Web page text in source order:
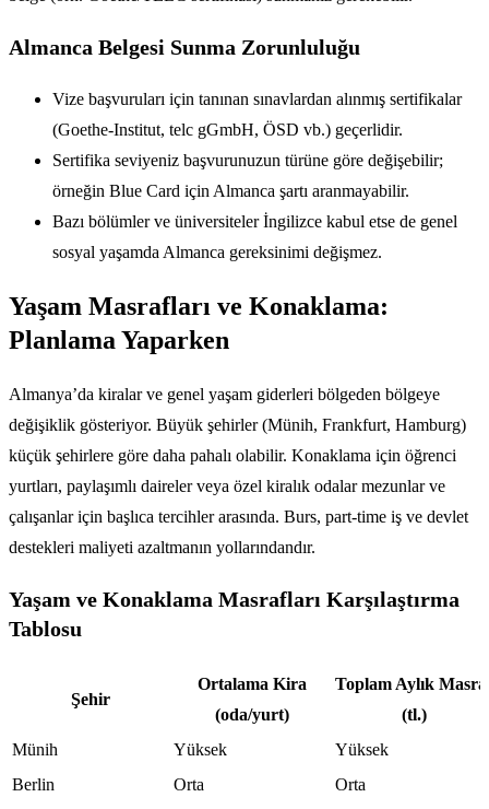
Almanca Belgesi Sunma Zorunluluğu
Vize başvuruları için tanınan sınavlardan alınmış sertifikalar
(Goethe-Institut, telc gGmbH, ÖSD vb.) geçerlidir.
Sertifika seviyeniz başvurunuzun türüne göre değişebilir;
örneğin Blue Card için Almanca şartı aranmayabilir.
Bazı bölümler ve üniversiteler İngilizce kabul etse de genel
sosyal yaşamda Almanca gereksinimi değişmez.
Yaşam Masrafları ve Konaklama:
Planlama Yaparken
Almanya’da kiralar ve genel yaşam giderleri bölgeden bölgeye
değişiklik gösteriyor. Büyük şehirler (Münih, Frankfurt, Hamburg)
küçük şehirlere göre daha pahalı olabilir. Konaklama için öğrenci
yurtları, paylaşımlı daireler veya özel kiralık odalar mezunlar ve
çalışanlar için başlıca tercihler arasında. Burs, part-time iş ve devlet
destekleri maliyeti azaltmanın yollarındandır.
Yaşam ve Konaklama Masrafları Karşılaştırma
Tablosu
Şehir
Ortalama Kira
(oda/yurt)
Toplam Aylık
(tl.)
Münih
Yüksek
Yüksek
Berlin
Orta
Orta